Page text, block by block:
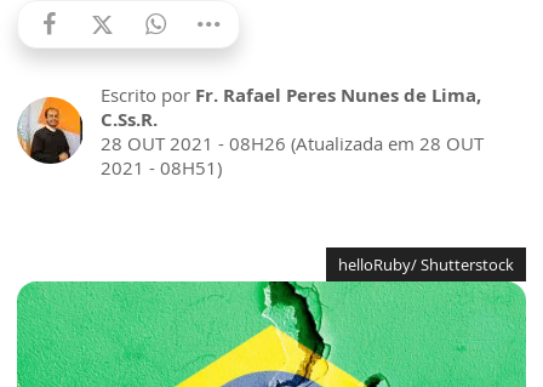
Escrito por Fr. Rafael Peres Nunes de Lima,
C.Ss.R.
28 OUT 2021 - 08H26 (Atualizada em 28 OUT
2021 - 08H51)
helloRuby/ Shutterstock